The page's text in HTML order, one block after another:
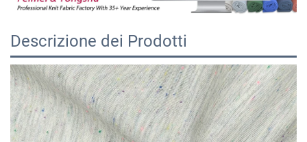
Descrizione dei Prodotti